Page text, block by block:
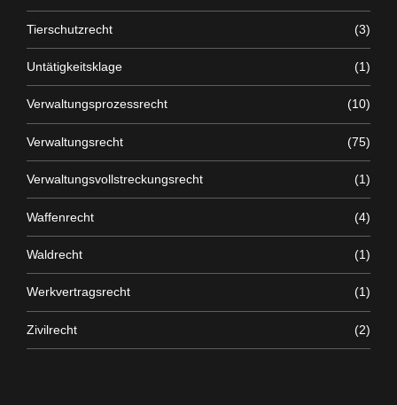
Tierschutzrecht (3)
Untätigkeitsklage (1)
Verwaltungsprozessrecht (10)
Verwaltungsrecht (75)
Verwaltungsvollstreckungsrecht (1)
Waffenrecht (4)
Waldrecht (1)
Werkvertragsrecht (1)
Zivilrecht (2)